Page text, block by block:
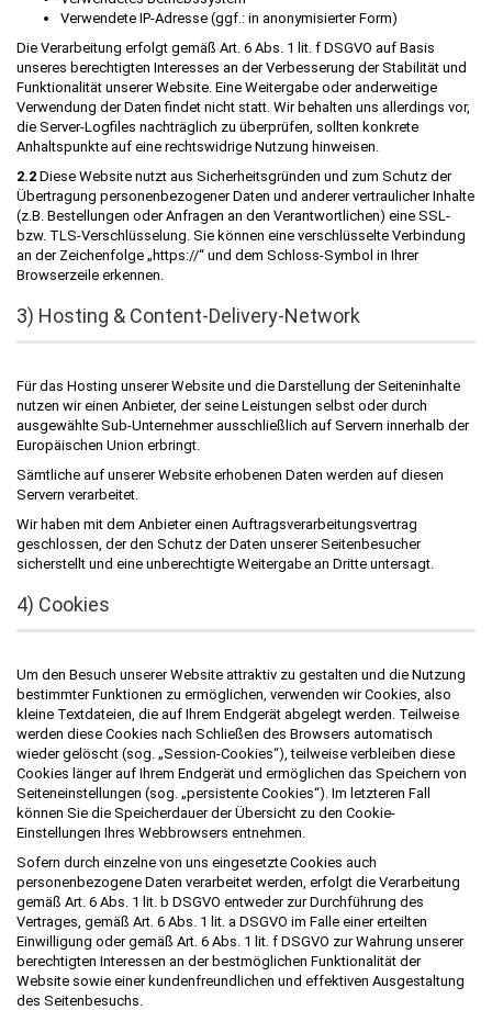
Verwendete IP-Adresse (ggf.: in anonymisierter Form)
Die Verarbeitung erfolgt gemäß Art. 6 Abs. 1 lit. f DSGVO auf Basis
unseres berechtigten Interesses an der Verbesserung der Stabilität und
Funktionalität unserer Website. Eine Weitergabe oder anderweitige
Verwendung der Daten findet nicht statt. Wir behalten uns allerdings vor,
die Server-Logfiles nachträglich zu überprüfen, sollten konkrete
Anhaltspunkte auf eine rechtswidrige Nutzung hinweisen.
2.2 Diese Website nutzt aus Sicherheitsgründen und zum Schutz der
Übertragung personenbezogener Daten und anderer vertraulicher Inhalte
(z.B. Bestellungen oder Anfragen an den Verantwortlichen) eine SSL-
bzw. TLS-Verschlüsselung. Sie können eine verschlüsselte Verbindung
an der Zeichenfolge „https://“ und dem Schloss-Symbol in Ihrer
Browserzeile erkennen.
3) Hosting & Content-Delivery-Network
Für das Hosting unserer Website und die Darstellung der Seiteninhalte
nutzen wir einen Anbieter, der seine Leistungen selbst oder durch
ausgewählte Sub-Unternehmer ausschließlich auf Servern innerhalb der
Europäischen Union erbringt.
Sämtliche auf unserer Website erhobenen Daten werden auf diesen
Servern verarbeitet.
Wir haben mit dem Anbieter einen Auftragsverarbeitungsvertrag
geschlossen, der den Schutz der Daten unserer Seitenbesucher
sicherstellt und eine unberechtigte Weitergabe an Dritte untersagt.
4) Cookies
Um den Besuch unserer Website attraktiv zu gestalten und die Nutzung
bestimmter Funktionen zu ermöglichen, verwenden wir Cookies, also
kleine Textdateien, die auf Ihrem Endgerät abgelegt werden. Teilweise
werden diese Cookies nach Schließen des Browsers automatisch
wieder gelöscht (sog. „Session-Cookies“), teilweise verbleiben diese
Cookies länger auf Ihrem Endgerät und ermöglichen das Speichern von
Seiteneinstellungen (sog. „persistente Cookies“). Im letzteren Fall
können Sie die Speicherdauer der Übersicht zu den Cookie-
Einstellungen Ihres Webbrowsers entnehmen.
Sofern durch einzelne von uns eingesetzte Cookies auch
personenbezogene Daten verarbeitet werden, erfolgt die Verarbeitung
gemäß Art. 6 Abs. 1 lit. b DSGVO entweder zur Durchführung des
Vertrages, gemäß Art. 6 Abs. 1 lit. a DSGVO im Falle einer erteilten
Einwilligung oder gemäß Art. 6 Abs. 1 lit. f DSGVO zur Wahrung unserer
berechtigten Interessen an der bestmöglichen Funktionalität der
Website sowie einer kundenfreundlichen und effektiven Ausgestaltung
des Seitenbesuchs.